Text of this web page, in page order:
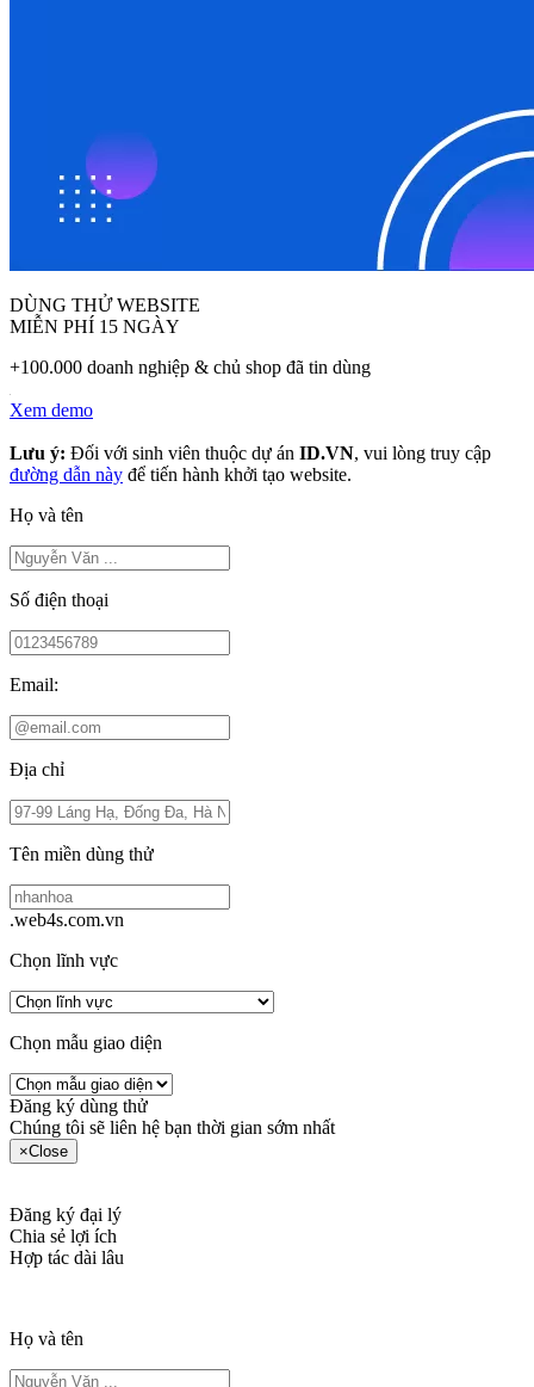
DÙNG THỬ WEBSITE
MIỄN PHÍ 15 NGÀY
+100.000 doanh nghiệp & chủ shop đã tin dùng
Xem demo
Lưu ý: Đối với sinh viên thuộc dự án ID.VN, vui lòng truy cập
đường dẫn này để tiến hành khởi tạo website.
Họ và tên
Số điện thoại
Email:
Địa chỉ
Tên miền dùng thử
.web4s.com.vn
Chọn lĩnh vực
Chọn mẫu giao diện
Đăng ký dùng thử
Chúng tôi sẽ liên hệ bạn thời gian sớm nhất
×Close
Đăng ký đại lý
Chia sẻ lợi ích
Hợp tác dài lâu
Họ và tên